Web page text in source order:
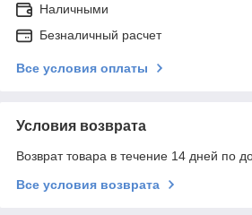
Наличными
Безналичный расчет
Все условия оплаты
Условия возврата
Возврат товара в течение 14 дней по
Все условия возврата